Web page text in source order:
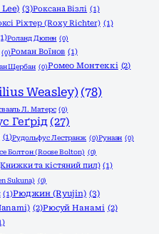
(3)Роксана Візлі (1)
Ріхтер (Roxy Richter) (1)
Роланд Дюпен (0)
(0)Роман Воїнов (1)
Щербан (0)Ромео Монтеккі (2)
Weasley) (78)
Л. Матерс (0)
Геґрід (27)
(1)Рудольфус Лестранж (0)Рунаан (0)
Болтон (Roose Bolton) (0)
та кістяний пил) (1)
Sukuna) (0)
(1)Рюджин (Ryujin) (3)
(2)Рюсуй Нанамі (2)